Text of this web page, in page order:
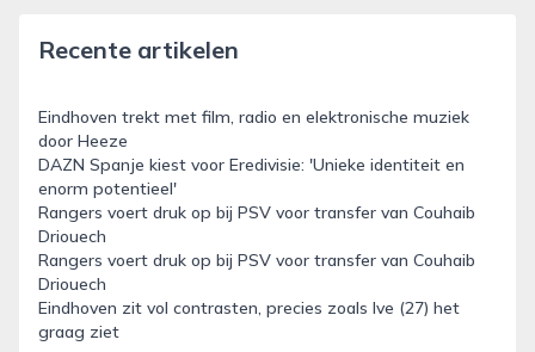
Recente artikelen
Eindhoven trekt met film, radio en elektronische muziek
door Heeze
DAZN Spanje kiest voor Eredivisie: 'Unieke identiteit en
enorm potentieel'
Rangers voert druk op bij PSV voor transfer van Couhaib
Driouech
Rangers voert druk op bij PSV voor transfer van Couhaib
Driouech
Eindhoven zit vol contrasten, precies zoals Ive (27) het
graag ziet